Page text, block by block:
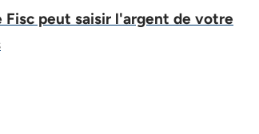
Fisc peut saisir l'argent de votre